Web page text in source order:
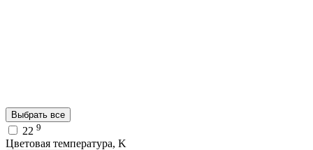
Выбрать все
22 9
Цветовая температура, K